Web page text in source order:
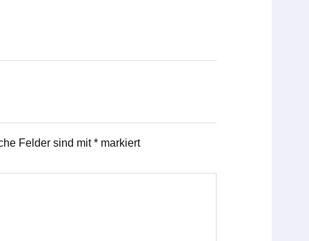
Felder sind mit*markiert